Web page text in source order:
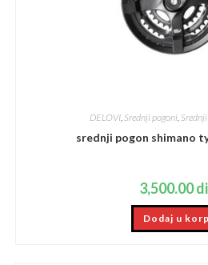
DELOVI Srednji pogoni
srednji pogon shimano
3,500.00
Dodaj u